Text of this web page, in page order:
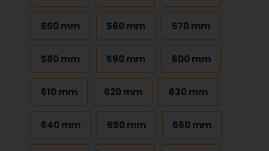
550 mm 560 mm 570 mm
580 mm 590 mm 600 mm
610 mm 620 mm 630 mm
640 mm 650 mm 660 mm